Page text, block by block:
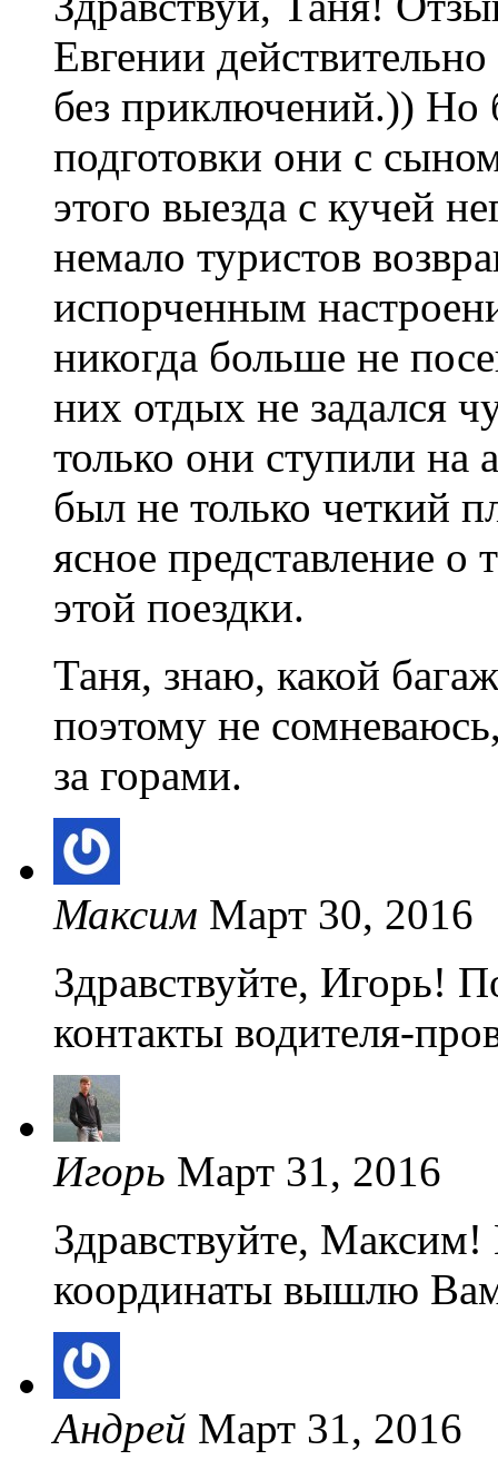
Евгении
без приключений.)) Но
подготовки они с
этого выезда с кучей
немало туристов
испорченным
никогда больше не
них отдых не задался
только они ступили
был не только четкий
ясное представление о
этой поездки.
Таня, знаю, какой
поэтому не
за горами.
Максим Март 30, 2016
Здравствуйте, Игорь!
контакты водителя-
Игорь Март 31, 2016
Здравствуйте,
координаты вышлю
Андрей Март 31, 2016